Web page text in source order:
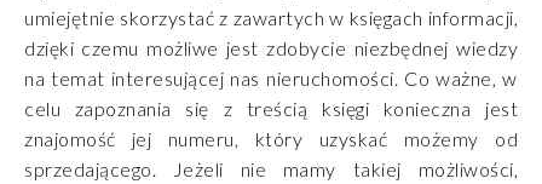
umiejętnie skorzystać z zawartych w księgach informacji,
dzięki czemu możliwe jest zdobycie niezbędnej wiedzy
na temat interesującej nas nieruchomości. Co ważne, w
celu zapoznania się z treścią księgi konieczna jest
znajomość jej numeru, który uzyskać możemy od
sprzedającego. Jeżeli nie mamy takiej możliwości,